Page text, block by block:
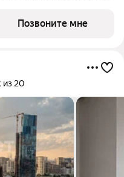
на границе с ЦАО, рядом
Позвоните мне
из 20